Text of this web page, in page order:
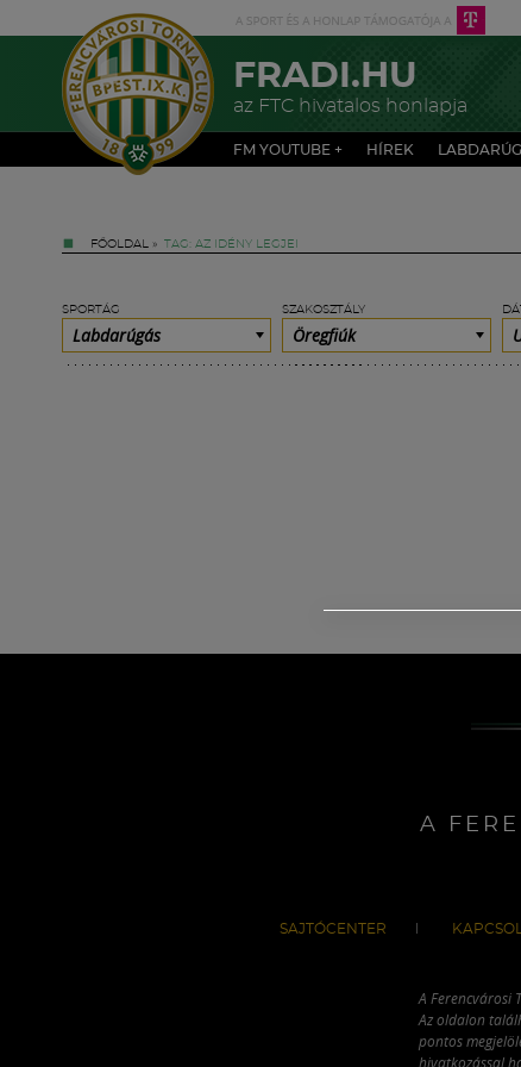
FRADI.HU
az FTC hivatalos honlapja
FM YOUTUBE + HÍREK
FŐOLDAL » TAG: AZ IDÉNY LEGJEI
SPORTÁG
Labdarúgás
SZAKOSZTÁLY
Öregfiúk
A
SAJTÓCENTER
A Ferencvárosi
Az oldalon
pontos
hivatkozással